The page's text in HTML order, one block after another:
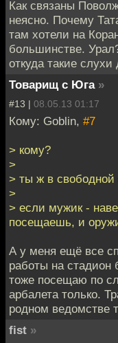
Как связаны
неясно. Почему
там хотели на
большинстве.
откуда такие слухи
Товарищ с Юга »
#13 | 08.05.13 01:17
Кому: Goblin, #7
> кому?
>
> ты ж в
>
> если мужик -
посещаешь, и
А у меня ещё все
работы на стадион
тоже посещаю по
арбалета только.
родном
fist »